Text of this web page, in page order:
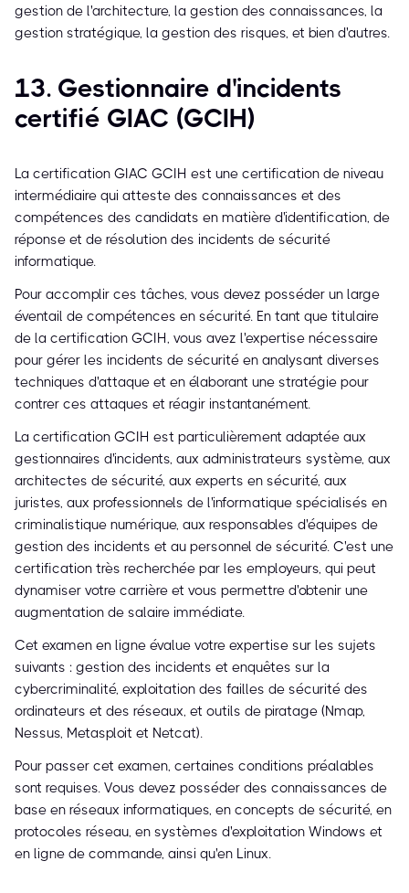
gestion de l'architecture, la gestion des connaissances, la
gestion stratégique, la gestion des risques, et bien d'autres.
13. Gestionnaire d'incidents
certifié GIAC (GCIH)
La certification GIAC GCIH est une certification de niveau
intermédiaire qui atteste des connaissances et des
compétences des candidats en matière d'identification, de
réponse et de résolution des incidents de sécurité
informatique.
Pour accomplir ces tâches, vous devez posséder un large
éventail de compétences en sécurité. En tant que titulaire
de la certification GCIH, vous avez l'expertise nécessaire
pour gérer les incidents de sécurité en analysant diverses
techniques d'attaque et en élaborant une stratégie pour
contrer ces attaques et réagir instantanément.
La certification GCIH est particulièrement adaptée aux
gestionnaires d'incidents, aux administrateurs système, aux
architectes de sécurité, aux experts en sécurité, aux
juristes, aux professionnels de l'informatique spécialisés en
criminalistique numérique, aux responsables d'équipes de
gestion des incidents et au personnel de sécurité. C'est une
certification très recherchée par les employeurs, qui peut
dynamiser votre carrière et vous permettre d'obtenir une
augmentation de salaire immédiate.
Cet examen en ligne évalue votre expertise sur les sujets
suivants : gestion des incidents et enquêtes sur la
cybercriminalité, exploitation des failles de sécurité des
ordinateurs et des réseaux, et outils de piratage (Nmap,
Nessus, Metasploit et Netcat).
Pour passer cet examen, certaines conditions préalables
sont requises. Vous devez posséder des connaissances de
base en réseaux informatiques, en concepts de sécurité, en
protocoles réseau, en systèmes d'exploitation Windows et
en ligne de commande, ainsi qu'en Linux.